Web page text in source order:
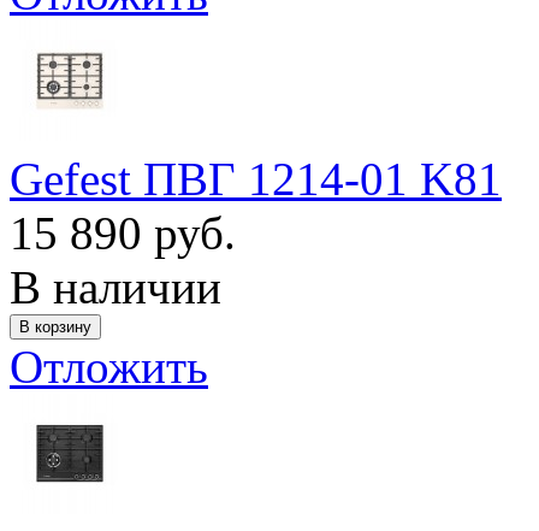
Gefest ПВГ 1214-01 K81
15 890 руб.
В наличии
Отложить